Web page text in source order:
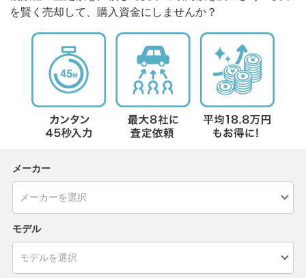
を賢く売却して、購入資金にしませんか？
メーカー
モデル